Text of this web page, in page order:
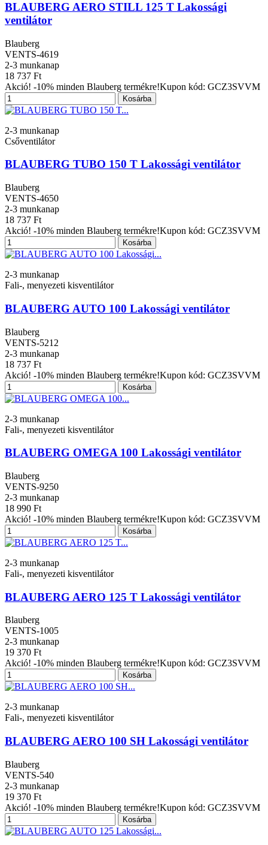
BLAUBERG AERO STILL 125 T Lakossági
ventilátor
Blauberg
VENTS-4619
2-3 munkanap
18 737 Ft
Akció! -10% minden Blauberg termékre!Kupon kód: GCZ3SVVM
Kosárba
2-3 munkanap
Csőventilátor
BLAUBERG TUBO 150 T Lakossági ventilátor
Blauberg
VENTS-4650
2-3 munkanap
18 737 Ft
Akció! -10% minden Blauberg termékre!Kupon kód: GCZ3SVVM
Kosárba
2-3 munkanap
Fali-, menyezeti kisventilátor
BLAUBERG AUTO 100 Lakossági ventilátor
Blauberg
VENTS-5212
2-3 munkanap
18 737 Ft
Akció! -10% minden Blauberg termékre!Kupon kód: GCZ3SVVM
Kosárba
2-3 munkanap
Fali-, menyezeti kisventilátor
BLAUBERG OMEGA 100 Lakossági ventilátor
Blauberg
VENTS-9250
2-3 munkanap
18 990 Ft
Akció! -10% minden Blauberg termékre!Kupon kód: GCZ3SVVM
Kosárba
2-3 munkanap
Fali-, menyezeti kisventilátor
BLAUBERG AERO 125 T Lakossági ventilátor
Blauberg
VENTS-1005
2-3 munkanap
19 370 Ft
Akció! -10% minden Blauberg termékre!Kupon kód: GCZ3SVVM
Kosárba
2-3 munkanap
Fali-, menyezeti kisventilátor
BLAUBERG AERO 100 SH Lakossági ventilátor
Blauberg
VENTS-540
2-3 munkanap
19 370 Ft
Akció! -10% minden Blauberg termékre!Kupon kód: GCZ3SVVM
Kosárba